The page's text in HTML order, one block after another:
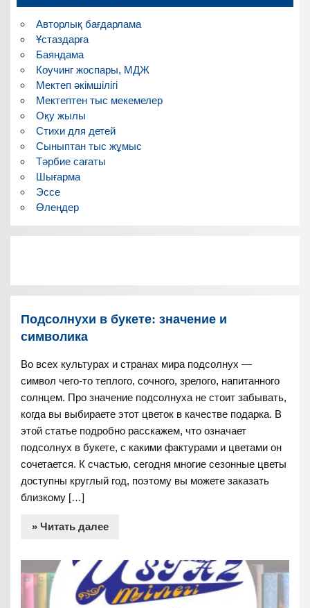
Авторлық бағдарлама
Ұстаздарға
Баяндама
Коучинг жоспары, МДЖ
Мектеп әкімшілігі
Мектептен тыс мекемелер
Оқу жылы
Стихи для детей
Сыныптан тыс жұмыс
Тәрбие сағаты
Шығарма
Эссе
Өлеңдер
Подсолнухи в букете: значение и
символика
Во всех культурах и странах мира подсолнух —
символ чего-то теплого, сочного, зрелого, напитанного
солнцем. Про значение подсолнуха не стоит забывать,
когда вы выбираете этот цветок в качестве подарка. В
этой статье подробно расскажем, что означает
подсолнух в букете, с какими фактурами и цветами он
сочетается. К счастью, сегодня многие сезонные цветы
доступны круглый год, поэтому вы можете заказать
близкому […]
» Читать далее